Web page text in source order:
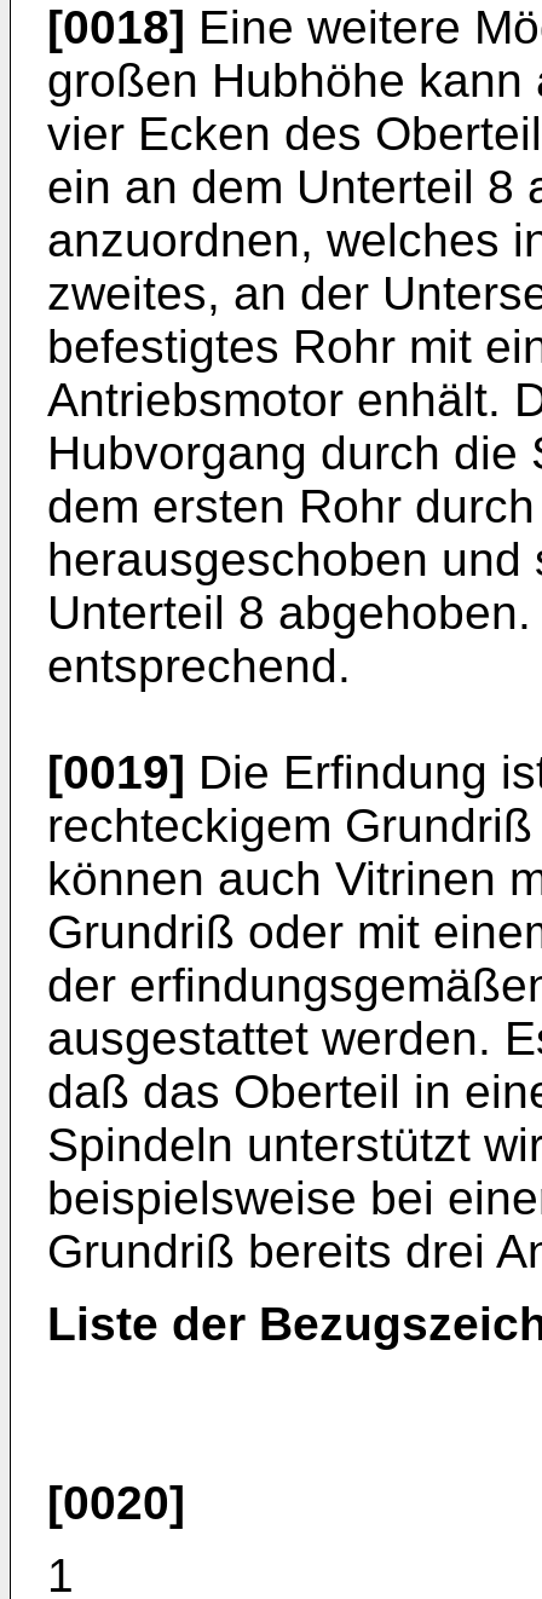
[0018] Eine weitere
großen Hubhöhe
vier Ecken des
ein an dem Unterteil 8
anzuordnen, welches
zweites, an der
befestigtes Rohr mit
Antriebsmotor enhält.
Hubvorgang durch die
dem ersten Rohr
herausgeschoben
Unterteil 8
entsprechend.
[0019] Die Erfindung
rechteckigem
können auch Vitrinen
Grundriß oder mit
der
ausgestattet werden.
daß das Oberteil in
Spindeln unterstützt
beispielsweise bei
Grundriß bereits drei
Liste der
[0020]
1